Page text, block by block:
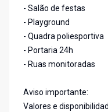
- Salão de festas
- Playground
- Quadra poliesportiva
- Portaria 24h
- Ruas monitoradas
Aviso importante:
Valores e